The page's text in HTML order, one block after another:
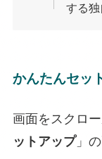
する
かんたんセッ
画面をスクロ
ットアップ」